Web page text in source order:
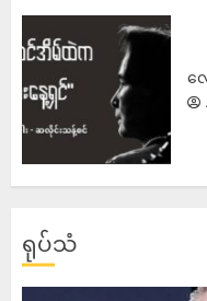
လှ
ရုပ်သံ